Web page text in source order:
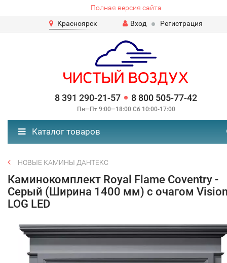
Полная версия сайта
Красноярск
Вход Регистрация
8 391 290-21-57 8 800 505-77-42
Пн—Пт 9:00—18:00 Сб 10:00-17:00
Каталог товаров
НОВЫЕ КАМИНЫ ДАНТЕКС
Каминокомплект Royal Flame Coventry -
Серый (Ширина 1400 мм) с очагом
LOG LED